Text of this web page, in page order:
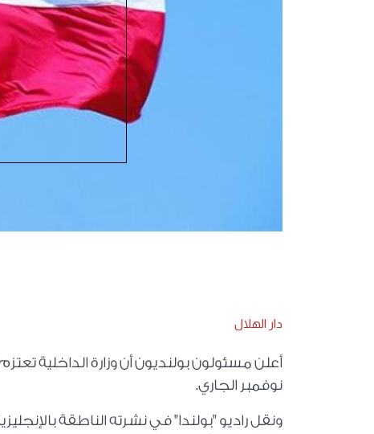
دار الهلال
نوفمبر الجاري.
ونقل راديو "بولندا" في نشرته الناطقة